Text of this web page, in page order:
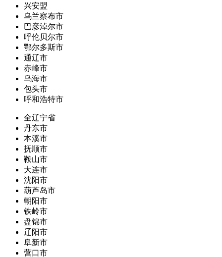
兴安盟
乌兰察布市
巴彦淖尔市
呼伦贝尔市
鄂尔多斯市
通辽市
赤峰市
乌海市
包头市
呼和浩特市
全辽宁省
丹东市
本溪市
抚顺市
鞍山市
大连市
沈阳市
葫芦岛市
朝阳市
铁岭市
盘锦市
辽阳市
阜新市
营口市